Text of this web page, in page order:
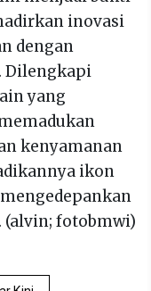
inovasi
dengan
Dilengkapi
yang
kenyamanan
ikon
(alvin; fotobmwi)